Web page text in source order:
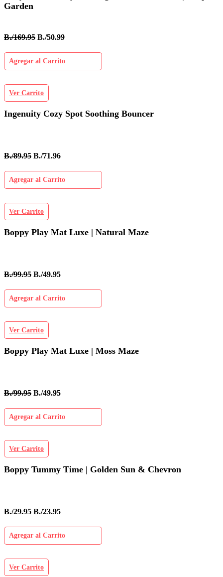
Garden
B./169.95 B./50.99
Agregar al Carrito
Ver Carrito
Ingenuity Cozy Spot Soothing Bouncer
B./89.95 B./71.96
Agregar al Carrito
Ver Carrito
Boppy Play Mat Luxe | Natural Maze
B./99.95 B./49.95
Agregar al Carrito
Ver Carrito
Boppy Play Mat Luxe | Moss Maze
B./99.95 B./49.95
Agregar al Carrito
Ver Carrito
Boppy Tummy Time | Golden Sun & Chevron
B./29.95 B./23.95
Agregar al Carrito
Ver Carrito